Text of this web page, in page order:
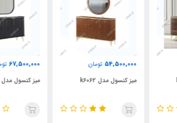
54,500,000 تومان
میز کنسول مدل k6062
67,500,000 تومان
میز کنسول مدل k6061